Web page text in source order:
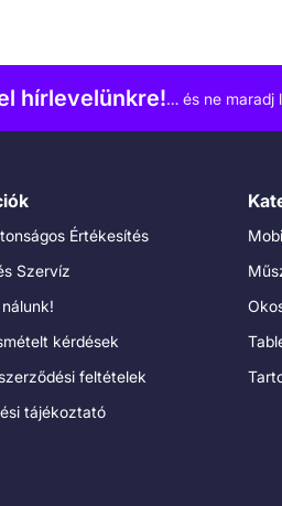
hírlevelünkre!… és ne maradj
Értékesítés
Szervíz
kérdések
feltételek
tájékoztató